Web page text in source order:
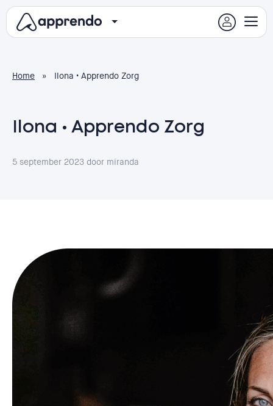
Home » Ilona • Apprendo Zorg
Ilona • Apprendo Zorg
5 september 2023 door miranda